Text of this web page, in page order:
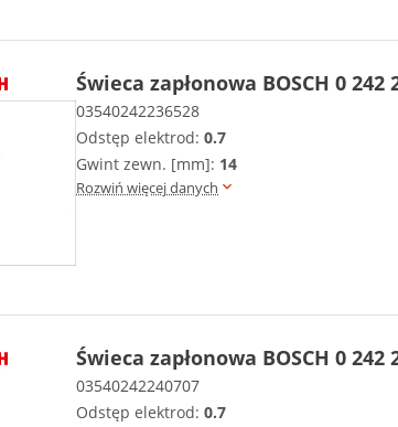
Świeca zapłonowa BOSCH 0 242
03540242236528
Odstęp elektrod: 0.7
Gwint zewn. [mm]: 14
Rozwiń więcej danych
Świeca zapłonowa BOSCH 0 242
03540242240707
Odstęp elektrod: 0.7